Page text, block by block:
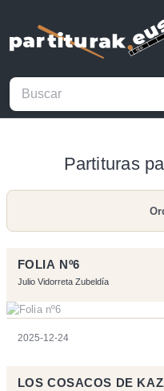
Partituras
FOLIA Nº6
Julio Vidorreta Zubeldía
2025-12-24
LOS COSACOS DE